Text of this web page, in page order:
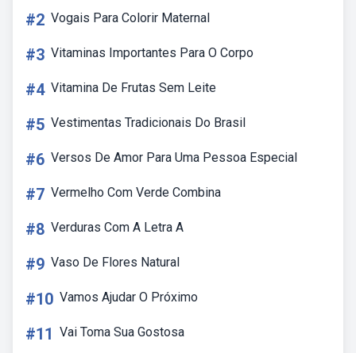
#2 Vogais Para Colorir Maternal
#3 Vitaminas Importantes Para O Corpo
#4 Vitamina De Frutas Sem Leite
#5 Vestimentas Tradicionais Do Brasil
#6 Versos De Amor Para Uma Pessoa Especial
#7 Vermelho Com Verde Combina
#8 Verduras Com A Letra A
#9 Vaso De Flores Natural
#10 Vamos Ajudar O Próximo
#11 Vai Toma Sua Gostosa